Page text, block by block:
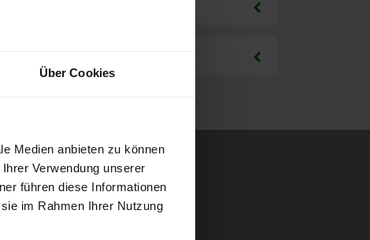
Über Cookies
Medien anbieten zu können
Verwendung unserer
führen diese Informationen
im Rahmen Ihrer Nutzung